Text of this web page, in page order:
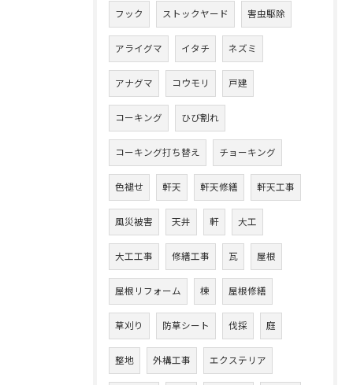
フック ストックヤード 害虫駆除
アライグマ イタチ ネズミ
アナグマ コウモリ 戸建
コーキング ひび割れ
コーキング打ち替え チョーキング
色褪せ 軒天 軒天修繕 軒天工事
風災被害 天井 軒 大工
大工工事 修繕工事 瓦 屋根
屋根リフォーム 棟 屋根修繕
草刈り 防草シート 伐採 庭
整地 外構工事 エクステリア